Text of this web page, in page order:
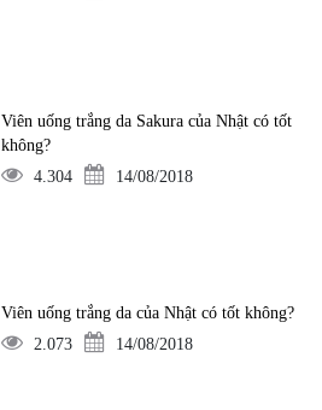
Viên uống trắng da Sakura của Nhật có tốt
không?
4.304
14/08/2018
Viên uống trắng da của Nhật có tốt không?
2.073
14/08/2018